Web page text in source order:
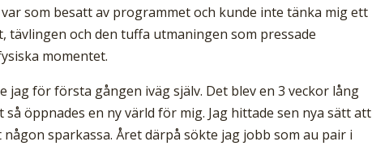
som besatt av programmet och kunde inte tänka mig ett
och den tuffa utmaningen som pressade
momentet.
jag för första gången iväg själv. Det blev en 3 veckor lång
öppnades en ny värld för mig. Jag hittade sen nya sätt att
sparkassa. Året därpå sökte jag jobb som au pair i